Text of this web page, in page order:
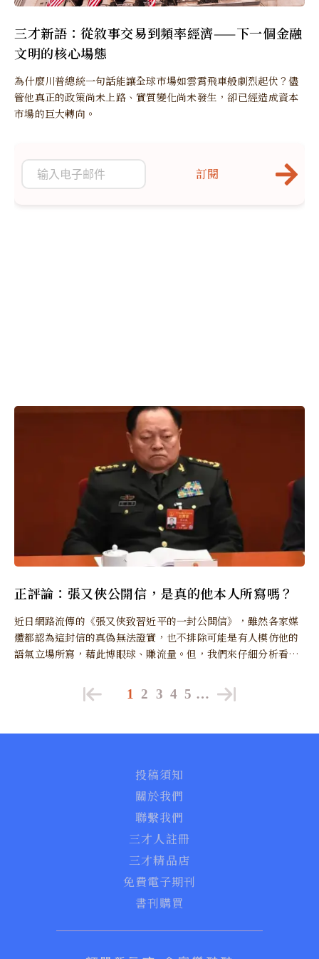
三才新語：從敘事交易到頻率經濟——下一個金融
文明的核心場態
為什麼川普總統一句話能讓全球市場如雲霄飛車般劇烈起伏？儘
管他真正的政策尚未上路、實質變化尚未發生，卻已經造成資本
市場的巨大轉向。
正評論：張又俠公開信，是真的他本人所寫嗎？
近日網路流傳的《張又俠致習近平的一封公開信》，雖然各家媒
體都認為這封信的真偽無法證實，也不排除可能是有人模仿他的
語氣立場所寫，藉此博眼球、賺流量。但，我們來仔細分析看看
訂閱
1 2 3 4 5 …
投稿須知
關於我們
聯繫我們
三才人註冊
三才精品店
免費電子期刊
書刊購買